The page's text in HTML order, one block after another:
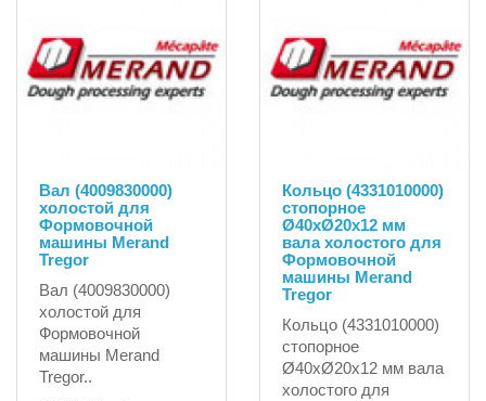
Вал (4009830000)
холостой для
Формовочной
машины Merand
Tregor
Вал (4009830000)
холостой для
Формовочной
машины Merand
Tregor..
Кольцо (4331010000)
стопорное
Ø40xØ20x12 мм
вала холостого для
Формовочной
машины Merand
Tregor
Кольцо (4331010000)
стопорное
Ø40xØ20x12 мм вала
холостого для